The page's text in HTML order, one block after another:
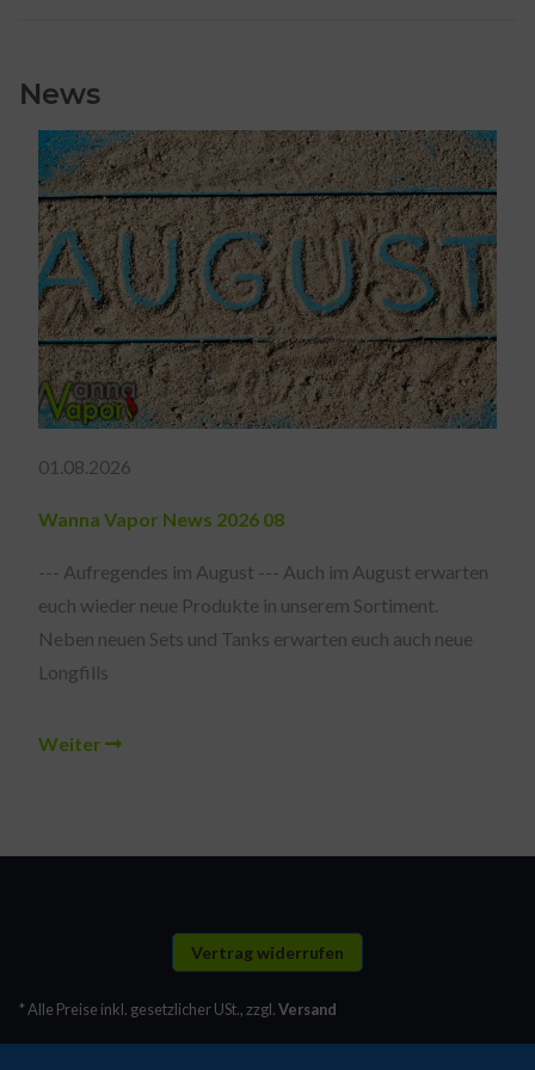
News
01.08.2026
Wanna Vapor News 2026 08
--- Aufregendes im August --- Auch im August erwarten
euch wieder neue Produkte in unserem Sortiment.
Neben neuen Sets und Tanks erwarten euch auch neue
Longfills
Weiter
Vertrag widerrufen
* Alle Preise inkl. gesetzlicher USt., zzgl.Versand